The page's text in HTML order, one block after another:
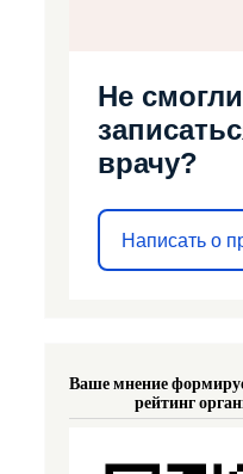
Не смогли
врачу?
Написать о
Ваше мнение
рейтинг